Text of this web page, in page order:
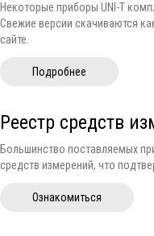
Некоторые приборы UNI-T
Свежие версии скачиваются
сайте.
Подробнее
Реестр средств
Большинство поставляемых
средств измерений, что
Ознакомиться